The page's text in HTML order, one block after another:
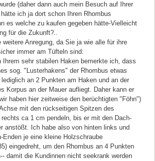
(daher dann auch mein Besuch auf Ihrer
ich ja dort schon Ihren Rhombus
es welche zu kaufen gegeben hätte-Vielleicht
für die Zukunft?..
Anregung, da Sie ja wie alle für ihre
immer am Tüfteln sind:
Ihrem sehr stabilen Haken bemerkte ich, dass
sog. "Lusterhakens" der Rhombus etwas
an 2 Punkten am Haken und an der
Korpus an der Mauer aufliegt. Daher kann er
haben hier zeitweise den berüchtigten "Föhn")
mit den rückseitigen Spitzen des
ca 1 cm pendeln, bis er mit den Dach-
anstößt. Ich habe also von hinten links und
Enden je eine kleine Holzschraube
eingedreht, um den Rhombus an 4 Punkten
damit die Kundinnen nicht seekrank werden